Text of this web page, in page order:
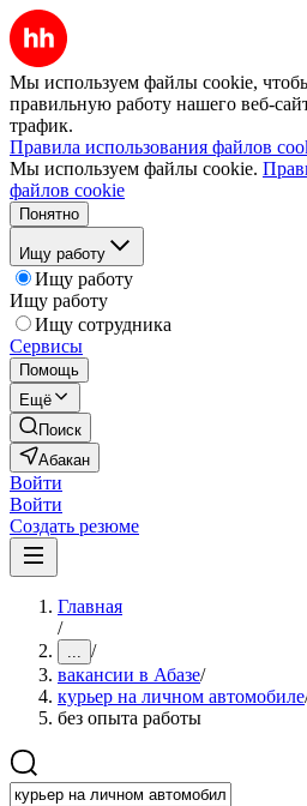
Мы используем файлы cookie,
правильную работу нашего веб-
трафик.
Правила использования файлов
Мы используем файлы cookie.
файлов cookie
Понятно
Ищу работу
Ищу работу
Ищу работу
Ищу сотрудника
Сервисы
Помощь
Ещё
Поиск
Абакан
Войти
Войти
Создать резюме
Главная
/
... /
вакансии в Абазе/
курьер на личном автомобиле
без опыта работы